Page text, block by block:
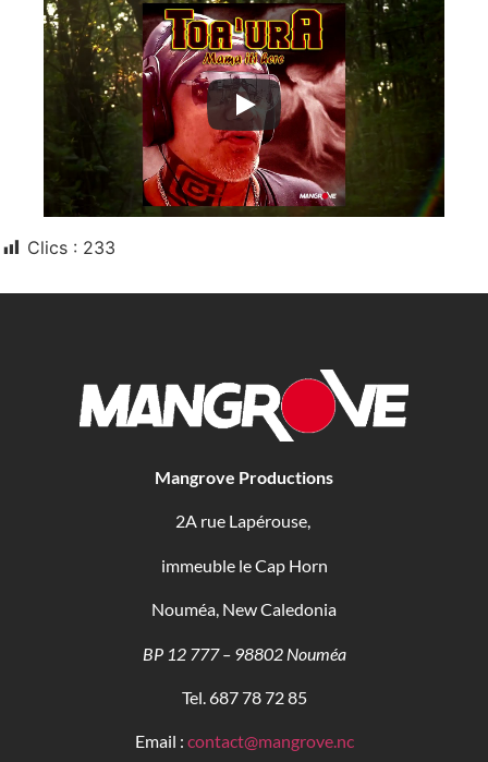
Clics : 233
Mangrove Productions
2A rue Lapérouse,
immeuble le Cap Horn
Nouméa, New Caledonia
BP 12 777 – 98802 Nouméa
Tel. 687 78 72 85
Email : contact@mangrove.nc